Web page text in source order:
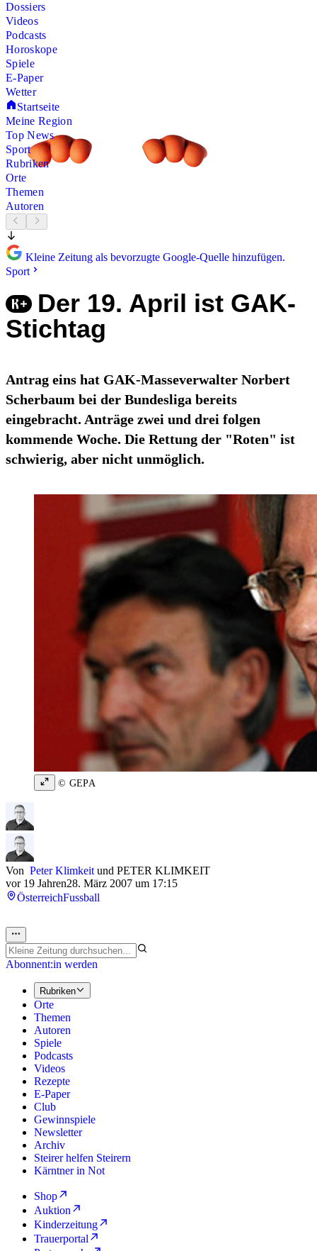
Dossiers
Videos
Podcasts
Horoskope
Spiele
E-Paper
Wetter
Startseite
Meine Region
Top News
Sport
Rubriken
Orte
Themen
Autoren
Kleine Zeitung als bevorzugte Google-Quelle hinzufügen.
Sport
Der 19. April ist GAK-
Stichtag
Antrag eins hat GAK-Masseverwalter Norbert
Scherbaum bei der Bundesliga bereits
eingebracht. Anträge zwei und drei folgen
kommende Woche. Die Rettung der "Roten" ist
schwierig, aber nicht unmöglich.
© GEPA
Von Peter Klimkeit und PETER KLIMKEIT
vor 19 Jahren28. März 2007 um 17:15
ÖsterreichFussball
Abonnent:in werden
Rubriken
Orte
Themen
Autoren
Spiele
Podcasts
Videos
Rezepte
E-Paper
Club
Gewinnspiele
Newsletter
Archiv
Steirer helfen Steirern
Kärntner in Not
Shop
Auktion
Kinderzeitung
Trauerportal